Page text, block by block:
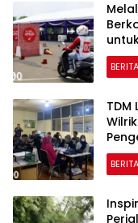
BERITA
BERITA